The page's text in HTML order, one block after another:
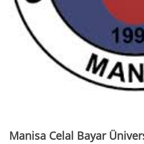
Manisa Celal Bayar